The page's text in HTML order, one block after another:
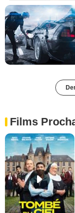
Films